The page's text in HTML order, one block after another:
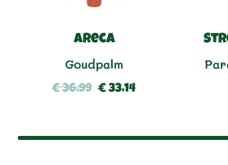
Areca
Goudpalm
€ 36,99 € 33,14